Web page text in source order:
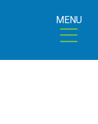
MENU